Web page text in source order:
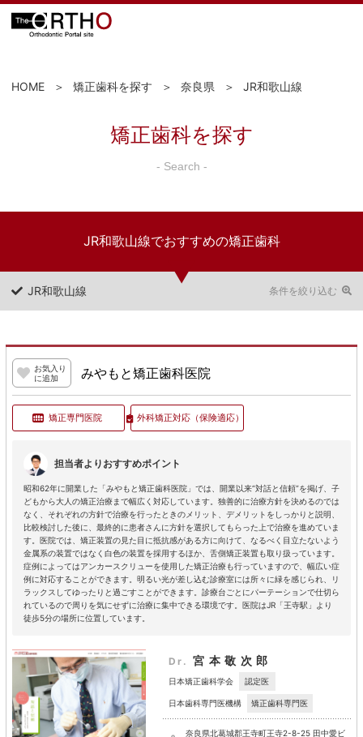
HOME 矯正歯科を探す 奈良県 JR和歌山線
矯正歯科を探す
- Search -
JR和歌山線でおすすめの矯正歯科
JR和歌山線 条件を絞り込む
お気入り
に追加
みやもと矯正歯科医院
矯正専門医院 外科矯正対応（保険適応）
担当者よりおすすめポイント
昭和62年に開業した「みやもと矯正歯科医院」では、開業以来“対話と信頼”を掲げ、子
どもから大人の矯正治療まで幅広く対応しています。独善的に治療方針を決めるのでは
なく、それぞれの方針で治療を行ったときのメリット、デメリットをしっかりと説明、
比較検討した後に、最終的に患者さんに方針を選択してもらった上で治療を進めていま
す。医院では、矯正装置の見た目に抵抗感がある方に向けて、なるべく目立たないよう
金属系の装置ではなく白色の装置を採用するほか、舌側矯正装置も取り扱っています。
症例によってはアンカースクリューを使用した矯正治療も行っていますので、幅広い症
例に対応することができます。明るい光が差し込む診療室には所々に緑を感じられ、リ
ラックスしてゆったりと過ごすことができます。診療台ごとにパーテーションで仕切ら
れているので周りを気にせずに治療に集中できる環境です。医院はJR「王寺駅」より
徒歩5分の場所に位置しています。
Dr. 宮本敬次郎
日本矯正歯科学会 認定医
日本歯科専門医機構 矯正歯科専門医
奈良県北葛城郡王寺町王寺2-8-25 田中愛ビ